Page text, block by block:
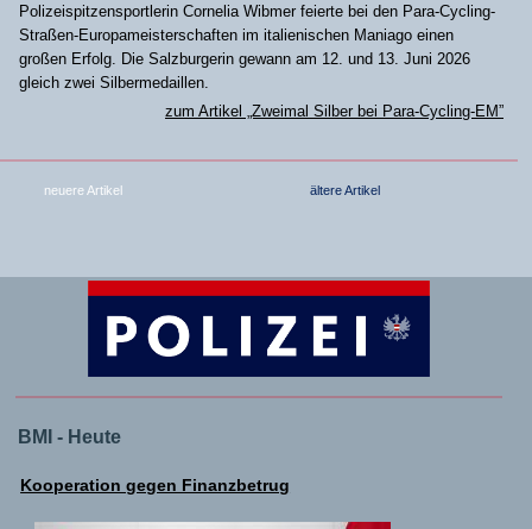
Polizeispitzensportlerin Cornelia Wibmer feierte bei den Para-Cycling-
Straßen-Europameisterschaften im italienischen Maniago einen
großen Erfolg. Die Salzburgerin gewann am 12. und 13. Juni 2026
gleich zwei Silbermedaillen.
zum Artikel „Zweimal Silber bei Para-Cycling-EM”
neuere Artikel ältere Artikel
BMI - Heute
Kooperation gegen Finanzbetrug